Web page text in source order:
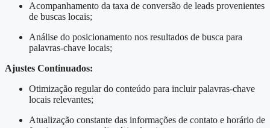
Acompanhamento da taxa de conversão de leads provenientes
de buscas locais;
Análise do posicionamento nos resultados de busca para
palavras-chave locais;
Ajustes Continuados:
Otimização regular do conteúdo para incluir palavras-chave
locais relevantes;
Atualização constante das informações de contato e horário de